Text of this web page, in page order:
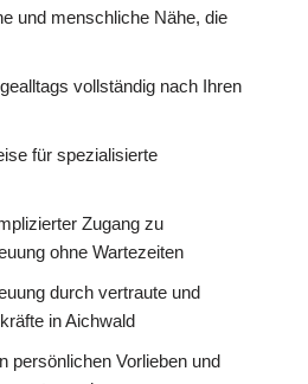
und menschliche Nähe, die
vollständig nach Ihren
für spezialisierte
Zugang zu
ohne Wartezeiten
durch vertraute und
in Aichwald
persönlichen Vorlieben und